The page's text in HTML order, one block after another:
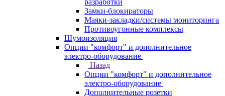
разработки
Замки-блокираторы
Маяки-закладки/системы мониторинга
Противоугонные комплексы
Шумоизоляция
Опции "комфорт" и дополнительное
электро-оборудование
Назад
Опции "комфорт" и дополнительное
электро-оборудование
Дополнительные розетки